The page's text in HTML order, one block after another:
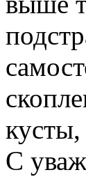
кусты,
С